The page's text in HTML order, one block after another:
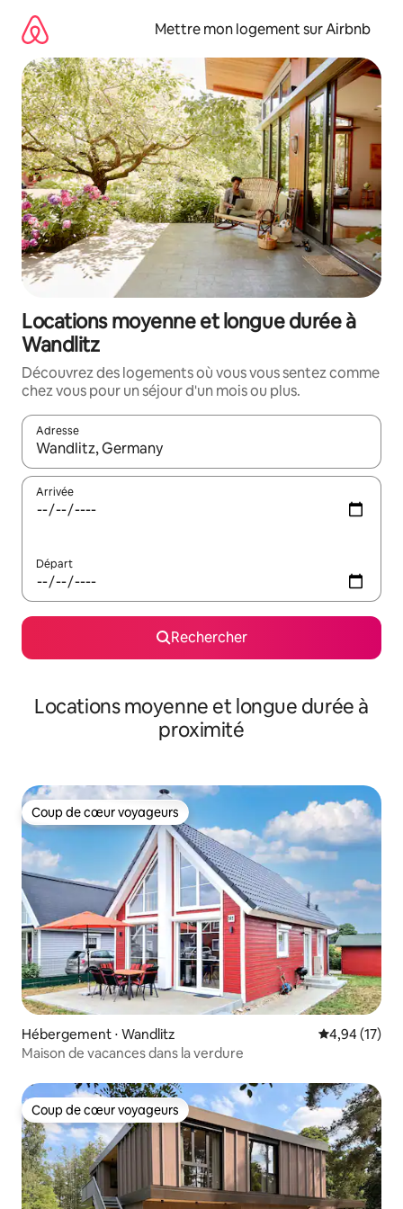
directement
contenu
Mettre mon logement sur Airbnb
Locations moyenne et longue durée à
Wandlitz
Découvrez des logements où vous vous sentez comme
chez vous pour un séjour d'un mois ou plus.
Adresse
Lorsque les résultats s'affichent, utilisez les flèches vers le
Arrivée
Départ
Rechercher
Locations moyenne et longue durée à
proximité
Coup de cœur voyageurs
Coup de cœur voyageurs
Hébergement ⋅ Wandlitz Évaluation
4,94 (17)
Maison de vacances dans la verdure
Coup de cœur voyageurs
Coup de cœur voyageurs